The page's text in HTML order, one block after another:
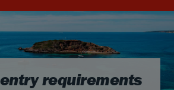
requirements